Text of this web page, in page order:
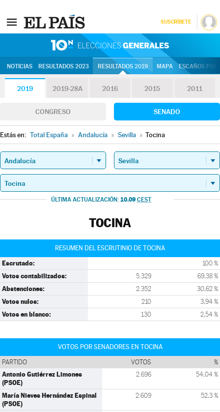
SUSCRÍBETE
NOTICIAS RESULTADOS 2023 RESULTADOS 2019 MAPA ESCAÑOS
2019 2019-28A 2016 2015 2011
CONGRESO SENADO
Estás en: Total España » Andalucía » Sevilla » Tocina
ÚLTIMA ACTUALIZACIÓN: 10.09 CEST
TOCINA
RESUMEN DEL ESCRUTINIO DE TOCINA
Escrutado: 100 %
Votos contabilizados: 5.329 69,38 %
Abstenciones: 2.352 30,62 %
Votos nulos: 210 3,94 %
Votos en blanco: 130 2,54 %
VOTOS POR SENADORES EN TOCINA
PARTIDO VOTOS %
Antonio Gutiérrez Limones
(PSOE)
2.696 54,04 %
María Nieves Hernández Espinal
(PSOE)
2.609 52,3 %